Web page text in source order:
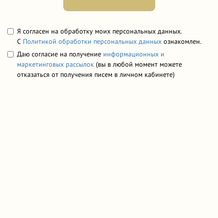
Я согласен на обработку моих персональных данных.
С Политикой обработки персональных данных ознакомлен.
Даю согласие на получение информационных и
маркетинговых рассылок (вы в любой момент можете
отказаться от получения писем в личном кабинете)